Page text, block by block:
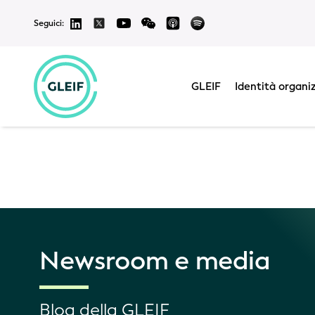
Seguici:
GLEIF Identità
Le traduzioni
Newsroom e media
Blog della GLEIF